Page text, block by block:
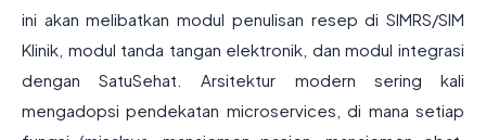
ini akan melibatkan modul penulisan resep di SIMRS/SIM
Klinik, modul tanda tangan elektronik, dan modul integrasi
dengan SatuSehat. Arsitektur modern sering kali
mengadopsi pendekatan microservices, di mana setiap